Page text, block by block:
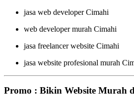
jasa web developer Cimahi
web developer murah Cimahi
jasa freelancer website Cimahi
jasa website profesional murah
Promo : Bikin Website Murah